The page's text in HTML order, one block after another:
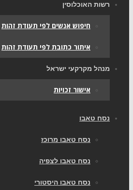
רשות האוכלוסין
חיפוש אנשים לפי תעודת זהות
איתור כתובת לפי תעודת זהות
מנהל מקרקעי ישראל
אישור זכויות
נסח טאבו
נסח טאבו מרוכז
נסח טאבו לצפיה
נסח טאבו היסטורי